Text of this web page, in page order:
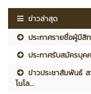
ข่าวล่าสุด
ประกาศรายชื่อผู้มีสิ
ประกาศรับสมัครบุค
ข่าวประชาสัมพันธ์
โนโล...